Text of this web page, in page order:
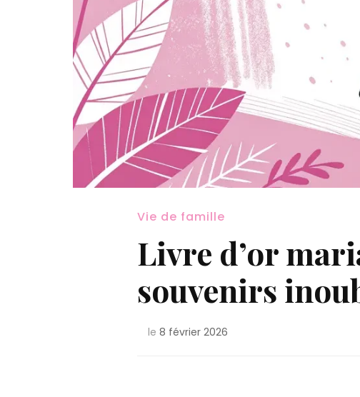
Vie de famille
Livre d’or
souvenirs
le 8 février 2026